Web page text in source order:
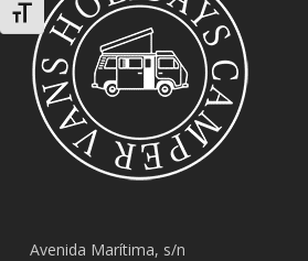
Alternar tamaño de letra
Avenida Marítima, s/n